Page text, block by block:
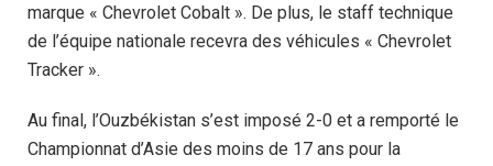
marque « Chevrolet Cobalt ». De plus, le staff technique
de l’équipe nationale recevra des véhicules « Chevrolet
Tracker ».
Au final, l’Ouzbékistan s’est imposé 2-0 et a remporté le
Championnat d’Asie des moins de 17 ans pour la